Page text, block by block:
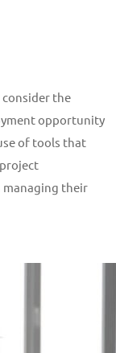
the
opportunity
of tools that
managing their